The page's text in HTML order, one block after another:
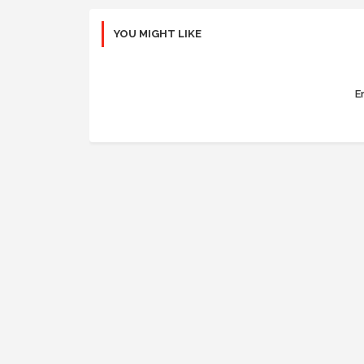
YOU MIGHT LIKE